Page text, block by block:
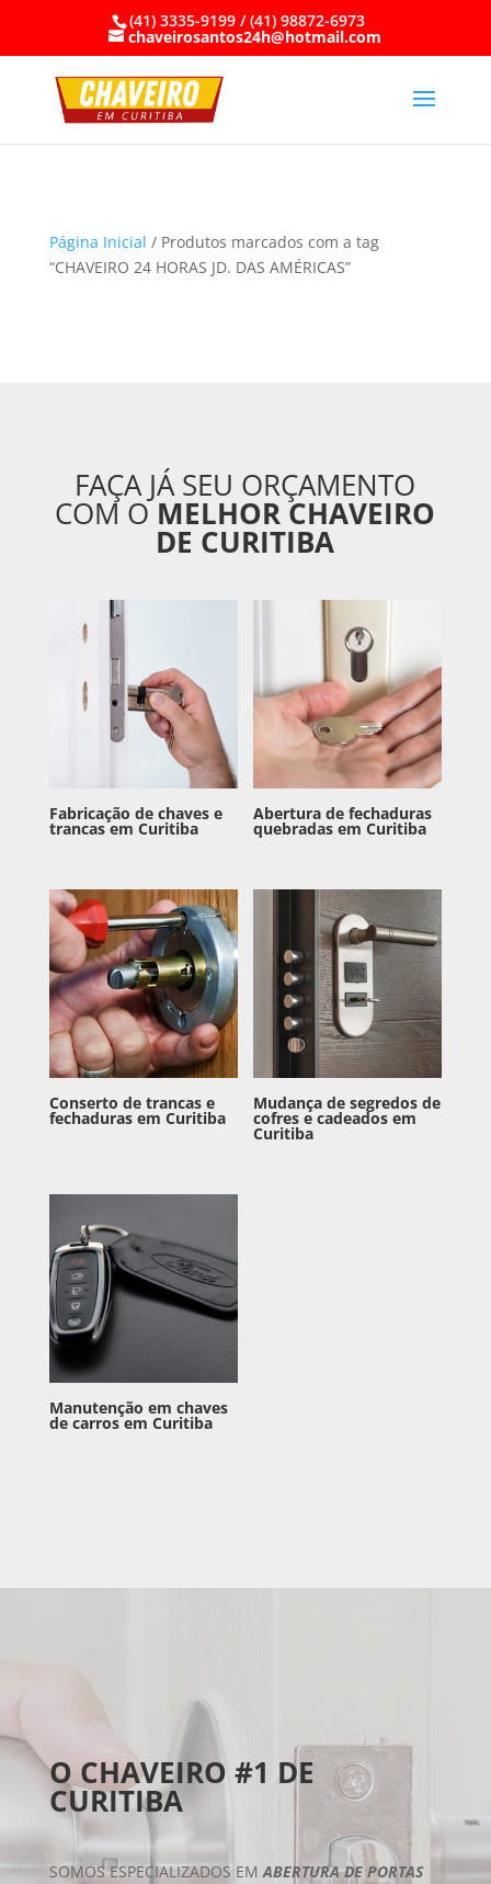
(41) 3335-9199 / (41) 98872-6973
chaveirosantos24h@hotmail.com
Página Inicial / Produtos marcados com a tag
“CHAVEIRO 24 HORAS JD. DAS AMÉRICAS”
FAÇA JÁ SEU ORÇAMENTO
COM OMELHOR CHAVEIRO
DE CURITIBA
Fabricação de chaves e
trancas em Curitiba
Abertura de fechaduras
quebradas em Curitiba
Conserto de trancas e
fechaduras em Curitiba
Mudança de segredos de
cofres e cadeados em
Curitiba
Manutenção em chaves
de carros em Curitiba
O CHAVEIRO #1 DE
CURITIBA
SOMOS ESPECIALIZADOS EM ABERTURA DE PORTAS